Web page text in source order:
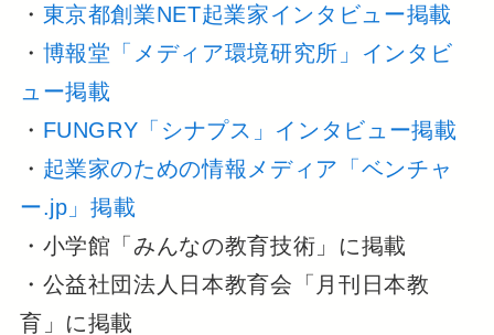
・ 東京都創業NET起業家インタビュー掲載
・ 博報堂「メディア環境研究所」インタビ
ュー掲載
・ FUNGRY「シナプス」インタビュー掲載
・ 起業家のための情報メディア「ベンチャ
ー.jp」掲載
・小学館「みんなの教育技術」に掲載
・公益社団法人日本教育会「月刊日本教
育」に掲載